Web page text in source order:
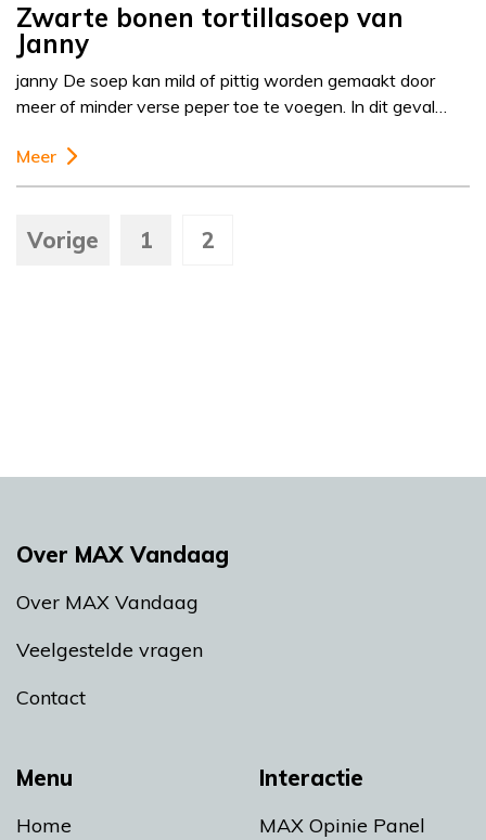
Zwarte bonen tortillasoep van
Janny
janny De soep kan mild of pittig worden gemaakt door
meer of minder verse peper toe te voegen. In dit geval…
Meer
Vorige 1 2
Menu
Home
Interactie
MAX Opinie Panel
Over MAX Vandaag
Over MAX Vandaag
Veelgestelde vragen
Contact